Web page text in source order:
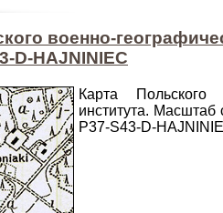
военно-
D-HAJNINIEC
Карта Польского
института. Масштаб
P37-S43-D-